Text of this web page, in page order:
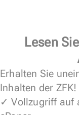
Lesen
Erhalten Sie
Inhalten der ZFK!
✓ Vollzugriff auf